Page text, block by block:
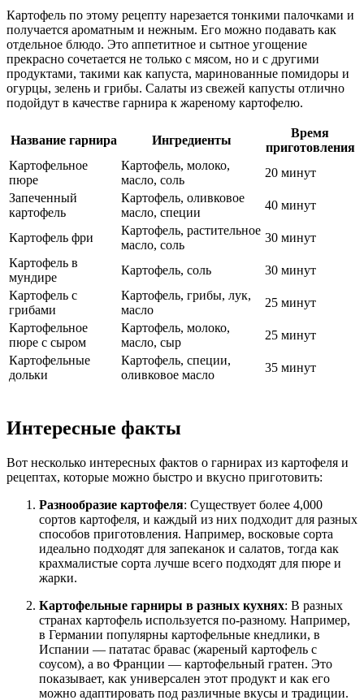
Картофель по этому рецепту нарезается тонкими палочками и
получается ароматным и нежным. Его можно подавать как
отдельное блюдо. Это аппетитное и сытное угощение
прекрасно сочетается не только с мясом, но и с другими
продуктами, такими как капуста, маринованные помидоры и
огурцы, зелень и грибы. Салаты из свежей капусты отлично
подойдут в качестве гарнира к жареному картофелю.
Название гарнира Ингредиенты
Время
приготовления
Картофельное
пюре
Картофель, молоко,
масло, соль
20 минут
Запеченный
картофель
Картофель, оливковое
масло, специи
40 минут
Картофель фри
Картофель, растительное
масло, соль
30 минут
Картофель в
мундире
Картофель, соль
30 минут
Картофель с
грибами
Картофель, грибы, лук,
масло
25 минут
Картофельное
пюре с сыром
Картофель, молоко,
масло, сыр
25 минут
Картофельные
дольки
Картофель, специи,
оливковое масло
35 минут
Интересные факты
Вот несколько интересных фактов о гарнирах из картофеля и
рецептах, которые можно быстро и вкусно приготовить:
Разнообразие картофеля: Существует более 4,000
сортов картофеля, и каждый из них подходит для разных
способов приготовления. Например, восковые сорта
идеально подходят для запеканок и салатов, тогда как
крахмалистые сорта лучше всего подходят для пюре и
жарки.
Картофельные гарниры в разных кухнях: В разных
странах картофель используется по-разному. Например,
в Германии популярны картофельные кнедлики, в
Испании — пататас бравас (жареный картофель с
соусом), а во Франции — картофельный гратен. Это
показывает, как универсален этот продукт и как его
можно адаптировать под различные вкусы и традиции.